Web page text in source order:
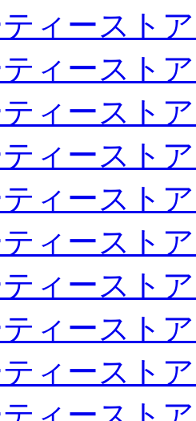
ィースト
ィースト
ィースト
ィースト
ィースト
ィースト
ィースト
ィースト
ィースト